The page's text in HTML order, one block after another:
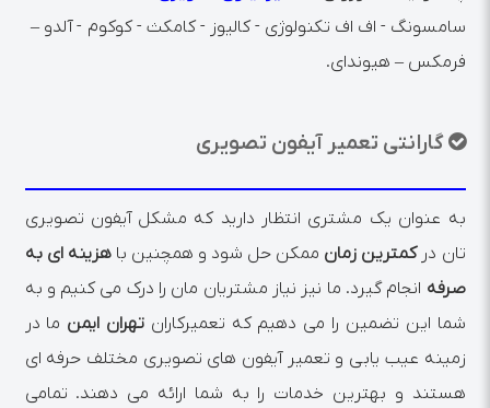
سامسونگ - اف اف تکنولوژی - کالیوز - کامکث - کوکوم - آلدو –
فرمکس – هیوندای.
گارانتی تعمیر آیفون تصویری
به عنوان یک مشتری انتظار دارید که مشکل آیفون تصویری
تان در کمترین زمان ممکن حل شود و همچنین باهزینه ای به
صرفه انجام گیرد. ما نیز نیاز مشتریان مان را درک می کنیم و به
شما این تضمین را می دهیم که تعمیرکارانتهران ایمن ما در
زمینه عیب یابی و تعمیر آیفون های تصویری مختلف حرفه ای
هستند و بهترین خدمات را به شما ارائه می دهند. تمامی